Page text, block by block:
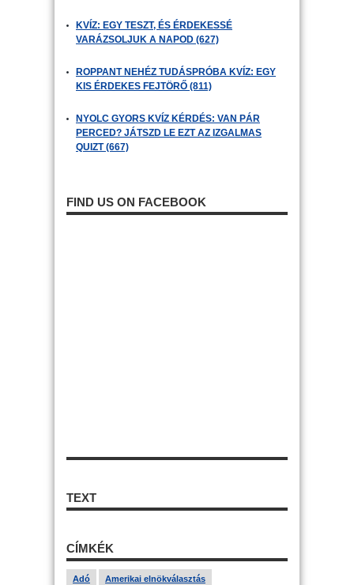
KVÍZ: EGY TESZT, ÉS ÉRDEKESSÉ
VARÁZSOLJUK A NAPOD (627)
ROPPANT NEHÉZ TUDÁSPRÓBA KVÍZ: EGY
KIS ÉRDEKES FEJTÖRŐ (811)
NYOLC GYORS KVÍZ KÉRDÉS: VAN PÁR
PERCED? JÁTSZD LE EZT AZ IZGALMAS
QUIZT (667)
FIND US ON FACEBOOK
TEXT
CÍMKÉK
Adó Amerikai elnökválasztás